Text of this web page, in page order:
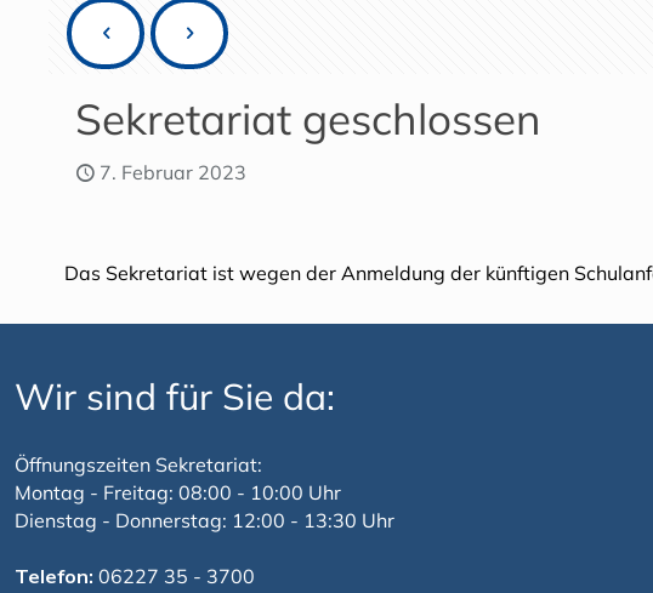
Sekretariat geschlossen
7. Februar 2023
Das Sekretariat ist wegen der Anmeldung der künftigen
Wir sind für Sie da:
Öffnungszeiten Sekretariat:
Montag - Freitag: 08:00 - 10:00 Uhr
Dienstag - Donnerstag: 12:00 - 13:30 Uhr
Telefon: 06227 35 - 3700